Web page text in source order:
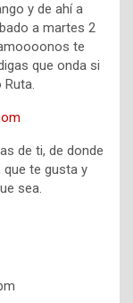
y de ahí a
a martes 2
te
que onda si
de ti, de donde
que te gusta y
sea.